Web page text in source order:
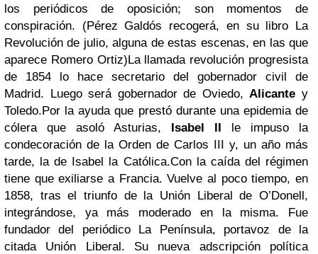
los periódicos de oposición; son momentos de
conspiración. (Pérez Galdós recogerá, en su libro La
Revolución de julio, alguna de estas escenas, en las que
aparece Romero Ortiz)La llamada revolución progresista
de 1854 lo hace secretario del gobernador civil de
Madrid. Luego será gobernador de Oviedo, Alicante y
Toledo.Por la ayuda que prestó durante una epidemia de
cólera que asoló Asturias, Isabel II le impuso la
condecoración de la Orden de Carlos III y, un año más
tarde, la de Isabel la Católica.Con la caída del régimen
tiene que exiliarse a Francia. Vuelve al poco tiempo, en
1858, tras el triunfo de la Unión Liberal de O’Donell,
integrándose, ya más moderado en la misma. Fue
fundador del periódico La Península, portavoz de la
citada Unión Liberal. Su nueva adscripción política